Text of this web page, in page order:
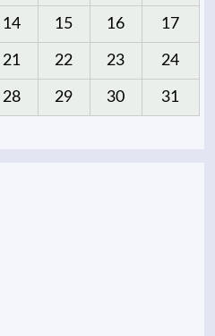
14 15 16 17
21 22 23 24
28 29 30 31